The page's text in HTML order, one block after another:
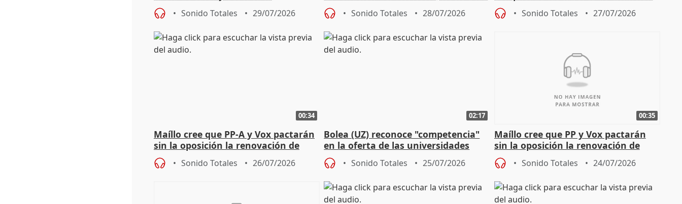
importancia de la prevención
Sonido Totales 29/07/2026 Sonido Totales 28/07/2026
durante la madrugada
Sonido Totales 27/07/2026
00:34
Maíllo cree que PP-A y Vox pactarán
sin la oposición la renovación de
órganos como el Defensor
Sonido Totales 26/07/2026
02:17
Bolea (UZ) reconoce "competencia"
en la oferta de las universidades
privadas
Sonido Totales 25/07/2026
00:35
Maíllo cree que PP y Vox pactarán
sin la oposición la renovación de
órganos como el Defensor
Sonido Totales 24/07/2026